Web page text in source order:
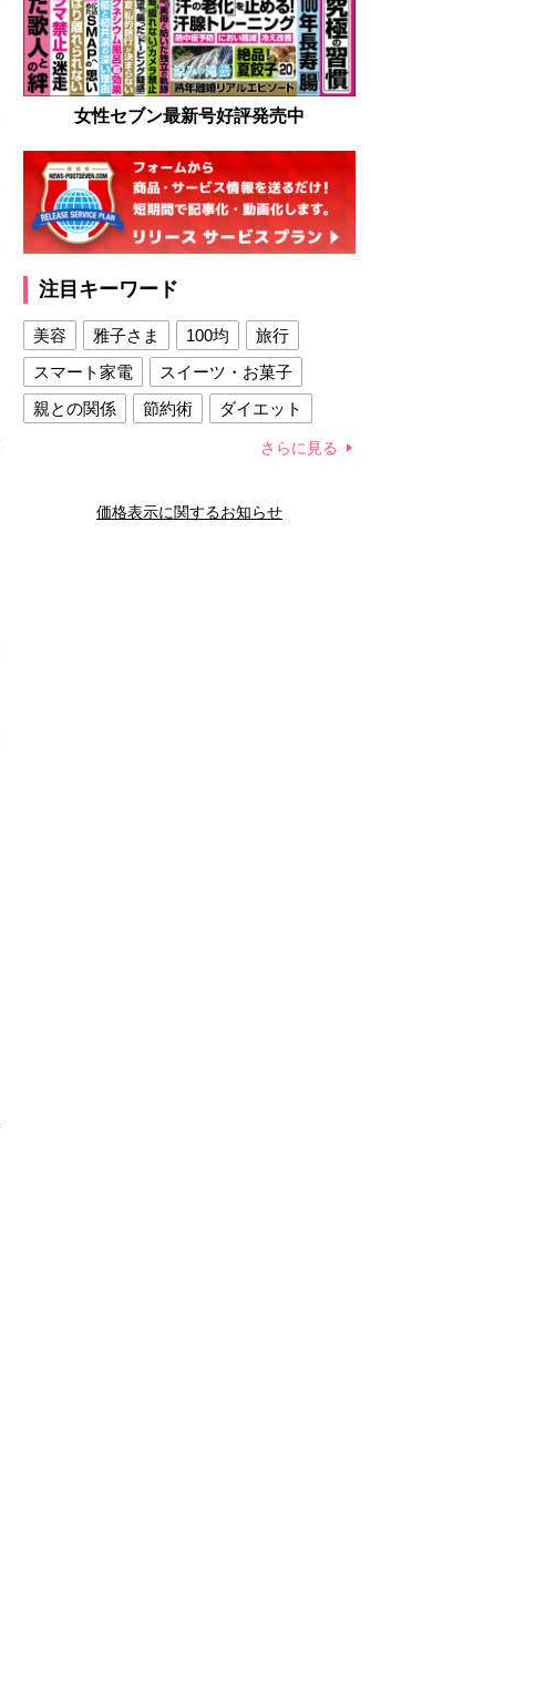
女性セブン最新号好評発売中
注目キーワード
美容 雅子さま 100均
旅行
スマート家電
スイーツ・お菓子
親との関係
節約術
ダイエット
夫との関係
新津春子 どか食い
さらに見る
価格表示に関するお知らせ